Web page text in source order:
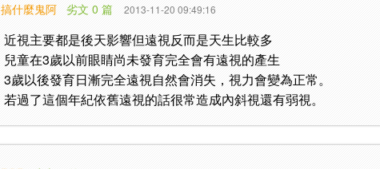
搞什麼鬼阿 劣文 0 篇 2013-11-20 09:49:16
近視主要都是後天影響但遠視反而是天生比較多
兒童在3歲以前眼睛尚未發育完全會有遠視的產生
3歲以後發育日漸完全遠視自然會消失，視力會變為正常。
若過了這個年紀依舊遠視的話很常造成內斜視還有弱視。